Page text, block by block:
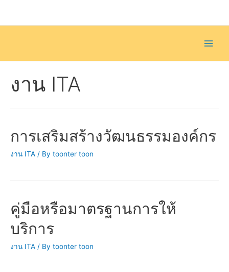
งาน ITA
การเสริมสร้างวัฒนธรรมองค์กร
งาน ITA / By toonter toon
คู่มือหรือมาตรฐานการให้
บริการ
งาน ITA / By toonter toon